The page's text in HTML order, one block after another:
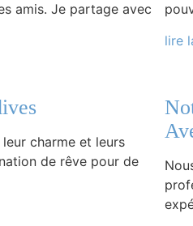
amis. Je partage avec
lire
charme et leurs
de rêve pour de